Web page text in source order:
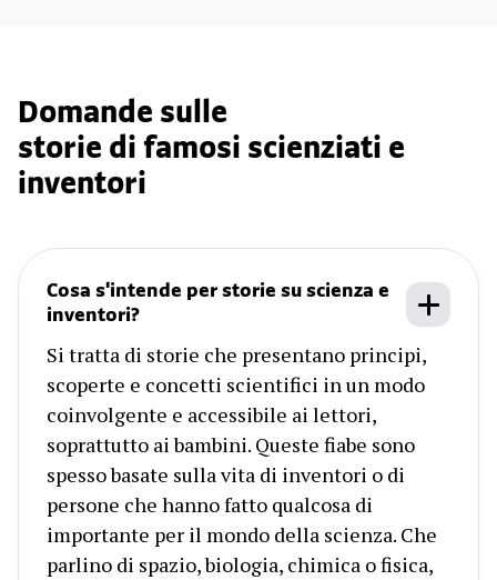
Domande sulle
storie di famosi scienziati e
inventori
Cosa s'intende per storie su scienza e
inventori?
Si tratta di storie che presentano principi,
scoperte e concetti scientifici in un modo
coinvolgente e accessibile ai lettori,
soprattutto ai bambini. Queste fiabe sono
spesso basate sulla vita di inventori o di
persone che hanno fatto qualcosa di
importante per il mondo della scienza. Che
parlino di spazio, biologia, chimica o fisica,